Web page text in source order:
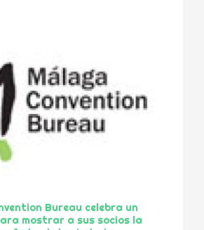
Bureau celebra un
mostrar a sus socios la